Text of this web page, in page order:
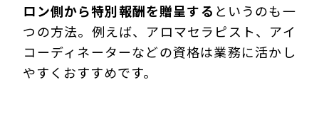
ロン側から特別報酬を贈呈する というのも一
つの方法。例えば、アロマセラピスト、アイ
コーディネーターなどの資格は業務に活かし
やすくおすすめです。